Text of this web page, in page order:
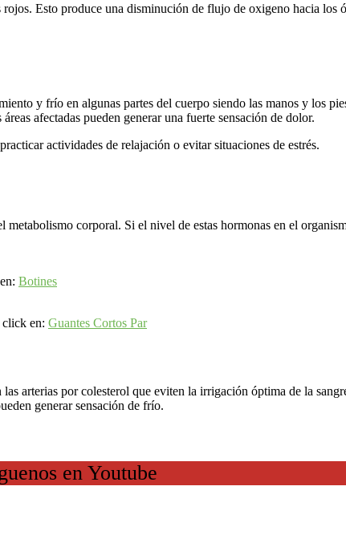
Esto produce una disminución de flujo de oxigeno hacia los
y frío en algunas partes del cuerpo siendo las manos y los
afectadas pueden generar una fuerte sensación de dolor.
actividades de relajación o evitar situaciones de estrés.
corporal. Si el nivel de estas hormonas en el
Botines
click en: Guantes Cortos Par
arterias por colesterol que eviten la irrigación óptima de la
generar sensación de frío.
en Youtube